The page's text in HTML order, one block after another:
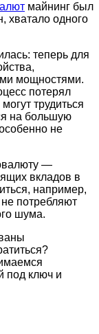
майнинг был
хватало одного
теперь для
мощностями.
потерял
трудиться
на большую
не
—
вкладов в
например,
потребляют
шума.
под ключ и